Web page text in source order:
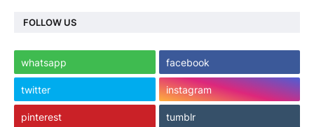
FOLLOW US
whatsapp facebook
twitter instagram
pinterest tumblr